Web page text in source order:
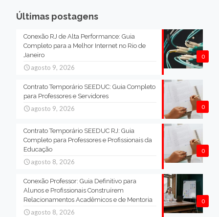
Últimas postagens
0
Conexão RJ de Alta Performance: Guia
Completo para a Melhor Internet no Rio de
Janeiro
agosto 9, 2026
0
Contrato Temporário SEEDUC: Guia Completo
para Professores e Servidores
agosto 9, 2026
0
Contrato Temporário SEEDUC RJ: Guia
Completo para Professores e Profissionais da
Educação
agosto 8, 2026
0
Conexão Professor: Guia Definitivo para
Alunos e Profissionais Construírem
Relacionamentos Acadêmicos e de Mentoria
agosto 8, 2026